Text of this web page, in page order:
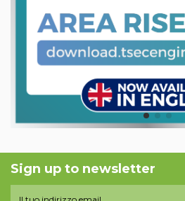
Sign up to newsletter